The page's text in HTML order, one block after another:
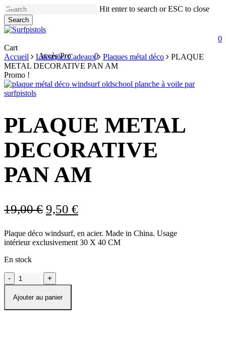
Skip
to
main
content
Hit enter to search or ESC to close
Search
Close
0
Accès Pro
account
0
CartClose
Cart
Accueil Lifestyle/ Cadeaux Plaques métal déco
PLAQUE
METAL DECORATIVE PAN AM
Promo !
PLAQUE METAL
DECORATIVE
PAN AM
19,00€ Le
initial
9,50 €Le
actuel
Plaque déco windsurf, en acier. Made in China. Usage
intérieur exclusivement 30 X 40 CM
En stock
quantité
de
PLAQUE
METAL
DECORATIVE
Ajouter au panier